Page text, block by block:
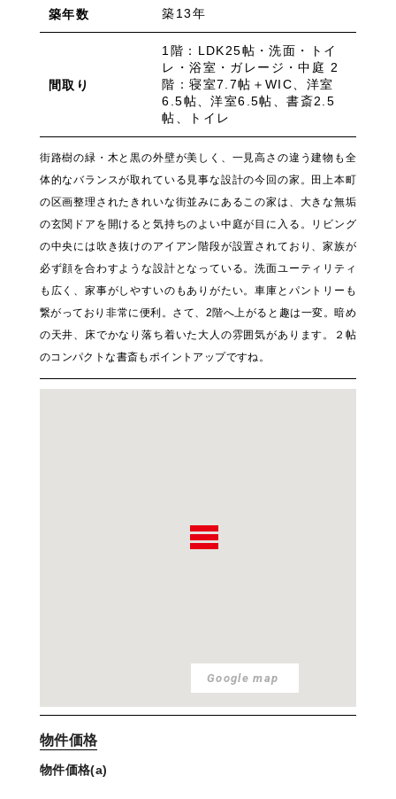
築年数 築13年
間取り
1階：LDK25帖・洗面・トイ
レ・浴室・ガレージ・中庭 2
階：寝室7.7帖＋WIC、洋室
6.5帖、洋室6.5帖、書斎2.5
帖、トイレ
街路樹の緑・木と黒の外壁が美しく、一見高さの違う建物も全
体的なバランスが取れている見事な設計の今回の家。田上本町
の区画整理されたきれいな街並みにあるこの家は、大きな無垢
の玄関ドアを開けると気持ちのよい中庭が目に入る。リビング
の中央には吹き抜けのアイアン階段が設置されており、家族が
必ず顔を合わすような設計となっている。洗面ユーティリティ
も広く、家事がしやすいのもありがたい。車庫とパントリーも
繋がっており非常に便利。さて、2階へ上がると趣は一変。暗め
の天井、床でかなり落ち着いた大人の雰囲気があります。２帖
のコンパクトな書斎もポイントアップですね。
Google map
物件価格
物件価格(a)